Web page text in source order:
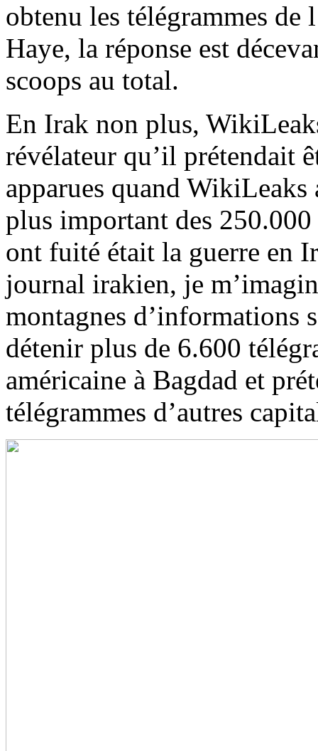
obtenu les télégrammes de
Haye, la réponse est
scoops au total.
En Irak non plus,
révélateur qu’il prétendait
apparues quand
plus important des
ont fuité était la guerre en
journal irakien, je
montagnes d’informations
détenir plus de 6.600
américaine à Bagdad et
télégrammes d’autres